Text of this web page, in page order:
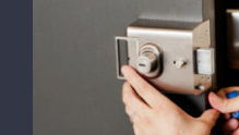
Apertura de